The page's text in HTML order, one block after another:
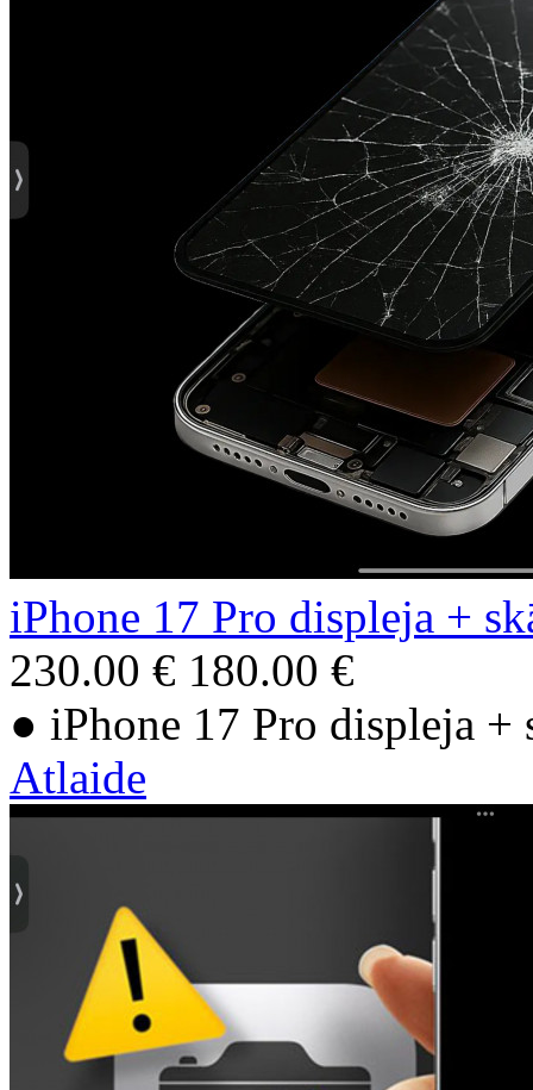
iPhone 17 Pro displeja +
230.00 € 180.00 €
● iPhone 17 Pro displeja
Atlaide